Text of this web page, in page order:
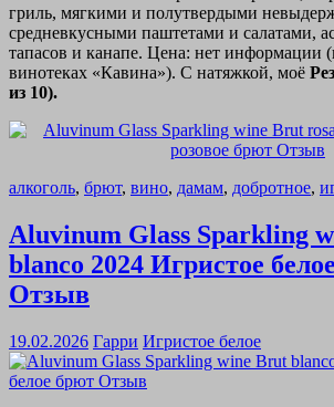
гриль, мягкими и полутвердыми
средневкусными паштетами и салатами,
тапасов и канапе. Цена: нет информации
винотеках «Кавина»). С натяжкой, моё
из 10).
алкоголь, брют, вино, дамам, добротное,
Aluvinum Glass Sparkling
blanco 2024 Игристое
Отзыв
19.02.2026 Гарри Игристое белое